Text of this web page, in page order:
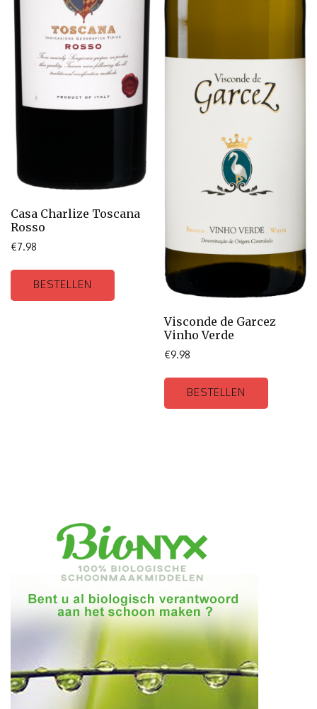
Casa Charlize Toscana
Rosso
€7.98
BESTELLEN
Visconde de Garcez
Vinho Verde
€9.98
BESTELLEN